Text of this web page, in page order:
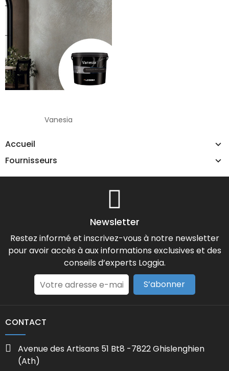
Vanesia
Accueil
Fournisseurs
Newsletter
Restez informé et inscrivez-vous à notre newsletter
pour avoir accès à aux informations exclusives et des
conseils d’experts Loggia.
S’abonner
CONTACT
Avenue des Artisans 51 Bt8 -7822 Ghislenghien
(Ath)